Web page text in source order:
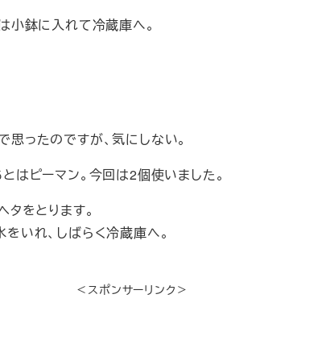
小鉢に入れて冷蔵庫へ。
ったのですが、気にしない。
はピーマン。今回は2個使いました。
をとります。
いれ、しばらく冷蔵庫へ。
＜スポンサーリンク＞